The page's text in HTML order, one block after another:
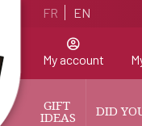
FR EN
My account
GIFT
IDEAS DID